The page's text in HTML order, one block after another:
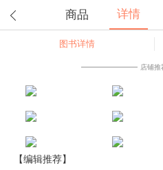
商品 详情
图书详情
店铺推
【编辑推荐】